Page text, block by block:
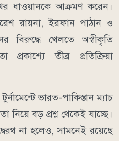
ধাওয়ানকে আক্রমণ করেন।
রায়না, ইরফান পাঠান ও
বিরুদ্ধে খেলতে অস্বীকৃতি
তীব্র প্রতিক্রিয়া
ভারত-পাকিস্তান ম্যাচ
নিয়ে বড় প্রশ্ন থেকেই যাচ্ছে।
না হলেও, সামনেই রয়েছে